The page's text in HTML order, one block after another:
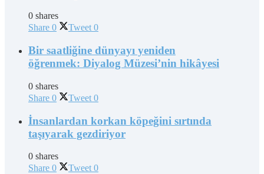
0 shares
Share 0 Tweet 0
Bir saatliğine dünyayı yeniden
öğrenmek: Diyalog Müzesi’nin hikâyesi
0 shares
Share 0 Tweet 0
İnsanlardan korkan köpeğini sırtında
taşıyarak gezdiriyor
0 shares
Share 0 Tweet 0